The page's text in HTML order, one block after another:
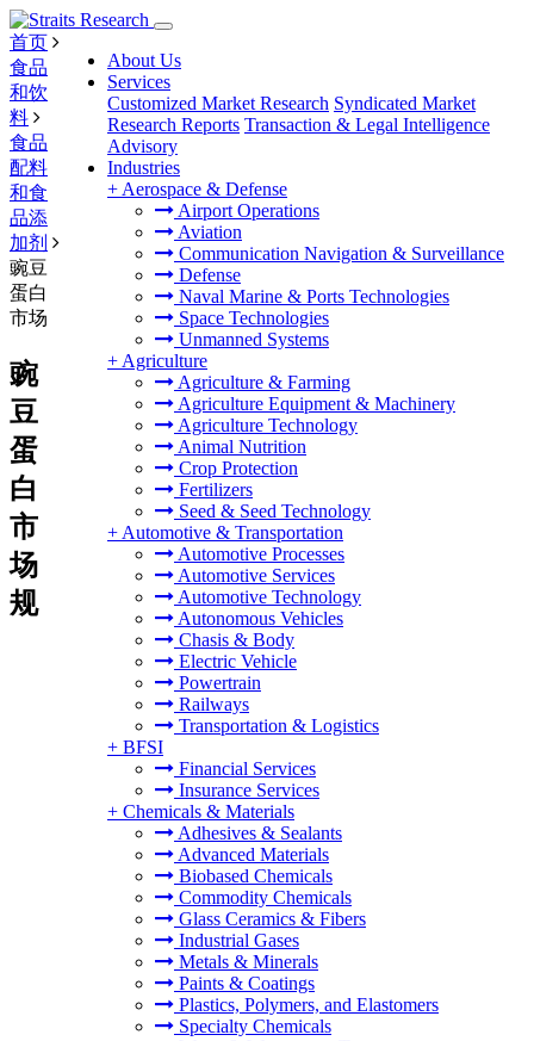
About Us
Services
Customized Market Research Syndicated Market
Research Reports Transaction & Legal Intelligence
Advisory
Industries
+ Aerospace & Defense
Airport Operations
Aviation
Communication Navigation & Surveillance
Defense
Naval Marine & Ports Technologies
Space Technologies
Unmanned Systems
+ Agriculture
Agriculture & Farming
Agriculture Equipment & Machinery
Agriculture Technology
Animal Nutrition
Crop Protection
Fertilizers
Seed & Seed Technology
+ Automotive & Transportation
Automotive Processes
Automotive Services
Automotive Technology
Autonomous Vehicles
Chasis & Body
Electric Vehicle
Powertrain
Railways
Transportation & Logistics
+ BFSI
Financial Services
Insurance Services
+ Chemicals & Materials
Adhesives & Sealants
Advanced Materials
Biobased Chemicals
Commodity Chemicals
Glass Ceramics & Fibers
Industrial Gases
Metals & Minerals
Paints & Coatings
Plastics, Polymers, and Elastomers
Specialty Chemicals
首页
食品
和饮
料
食品
配料
和食
品添
加剂
豌豆
蛋白
市场
豌
豆
蛋
白
市
场
规